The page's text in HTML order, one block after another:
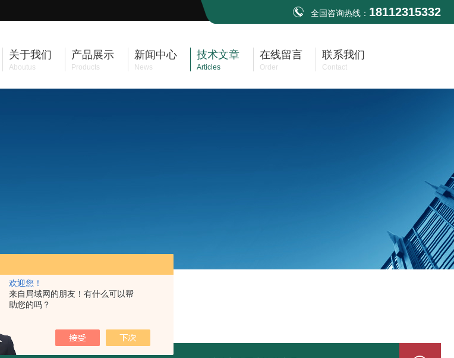
欢迎您！
来自局域网的朋友！有什么可以帮
助您的吗？
全国咨询热线： 18112315332
关于我们
Aboutus
产品展示
Products
新闻中心
News
技术文章
Articles
在线留言
Order
联系我们
Contact